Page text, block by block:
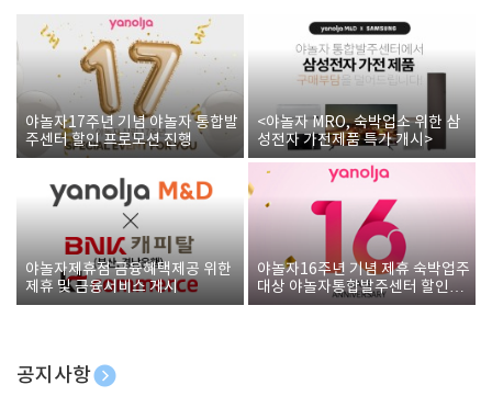
야놀자17주년 기념 야놀자 통합발
주센터 할인 프로모션 진행
<야놀자 MRO, 숙박업소 위한 삼
성전자 가전제품 특가 개시>
야놀자제휴점 금융혜택제공 위한
제휴 및 금융서비스 게시
야놀자16주년 기념 제휴 숙박업주
대상 야놀자통합발주센터 할인쿠
폰 증정
공지사항
[호텔업] 개인정보 처리방침 개정본1 (19.09.02)